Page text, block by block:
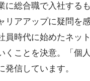
に総合職で入社する
リアアップに疑問を
員時代に始めたネッ
くことを決意。「個
発信しています。